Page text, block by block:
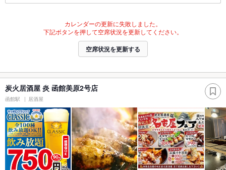
カレンダーの更新に失敗しました。
下記ボタンを押して空席状況を更新してください。
空席状況を更新する
炭火居酒屋 炎 函館美原2号店
函館駅 居酒屋